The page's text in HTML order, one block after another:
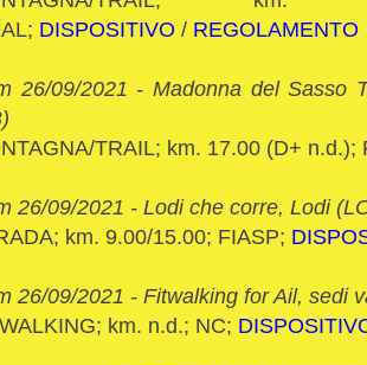
DISPOSITIVO / REGOLAMENTO
26/09/2021 - Madonna del Sasso
TRAIL; km. 17.00 (D+
26/09/2021 - Lodi che corre, Lodi
km. 9.00/15.00; FIASP;
26/09/2021 - Fitwalking for Ail, sedi
km. n.d.; NC;